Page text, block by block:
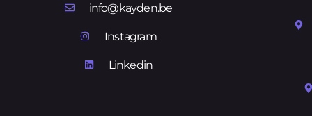
info@kayden.be
Instagram
Linkedin